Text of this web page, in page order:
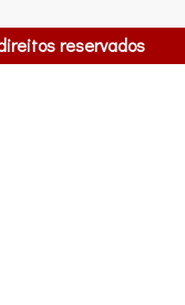
reservados